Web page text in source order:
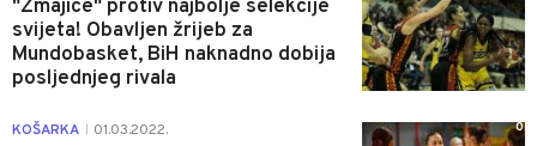
"Zmajice" protiv najbolje selekcije
svijeta! Obavljen žrijeb za
Mundobasket, BiH naknadno dobija
posljednjeg rivala
KOŠARKA 01.03.2022. 0